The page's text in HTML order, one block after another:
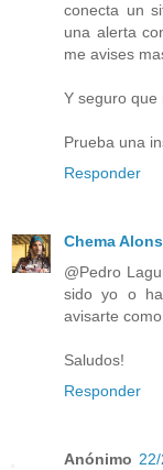
conecta un
una alerta
me avises
Y seguro que
Prueba una
Responder
Chema
@Pedro
sido yo o
avisarte como
Saludos!
Responder
Anónimo